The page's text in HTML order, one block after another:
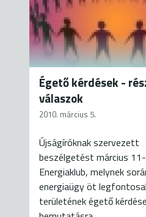
Égető kérdések -
válaszok
2010. március 5.
Újságíróknak szervezett
beszélgetést március
Energiaklub, melynek
energiaügy öt
területének égető